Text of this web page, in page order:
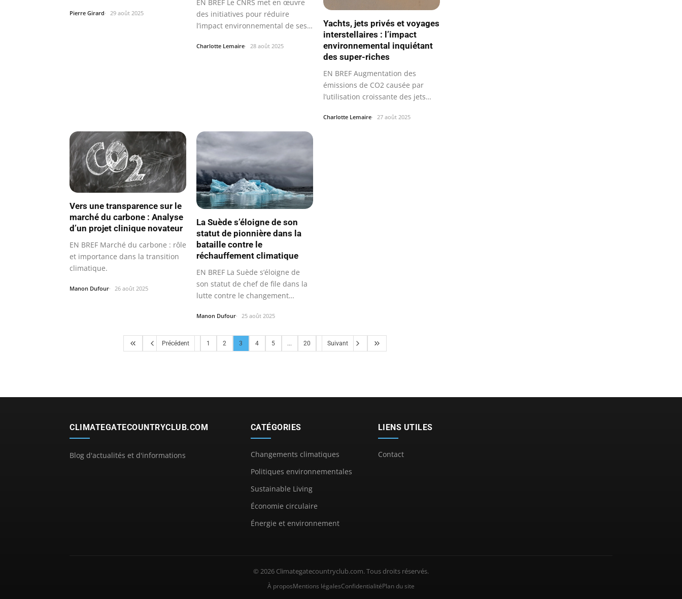
Pierre Girard 29 août 2025
EN BREF Le CNRS met en œuvre
des initiatives pour réduire
l’impact environnemental de ses…
Charlotte Lemaire 28 août 2025
Yachts, jets privés et voyages
interstellaires : l’impact
environnemental inquiétant
des super-riches
EN BREF Augmentation des
émissions de CO2 causée par
l’utilisation croissante des jets
Charlotte Lemaire 27 août 2025
Vers une transparence sur le
marché du carbone : Analyse
d’un projet clinique novateur
EN BREF Marché du carbone : rôle
et importance dans la transition
climatique.
Manon Dufour 26 août 2025
La Suède s’éloigne de son
statut de pionnière dans la
bataille contre le
réchauffement climatique
EN BREF La Suède s’éloigne de
son statut de chef de file dans la
lutte contre le changement…
Manon Dufour 25 août 2025
Précédent 1 2 3 4 5 ... 20 Suivant
CLIMATEGATECOUNTRYCLUB.COM
Blog d'actualités et d'informations
CATÉGORIES
Changements climatiques
Politiques environnementales
Sustainable Living
Économie circulaire
Énergie et environnement
LIENS UTILES
Contact
© 2026 Climategatecountryclub.com. Tous droits réservés.
À proposMentions légalesConfidentialitéPlan du site